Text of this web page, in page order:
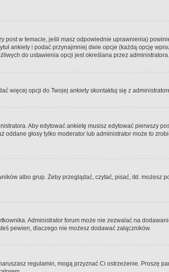
post w temacie, jeśli masz odpowiednie uprawnienia)
ankiety i podać przynajmniej dwie opcje (każdą opcję
do ustawienia opcji jest określana przez administratora.
więcej opcji do Twojej ankiety skontaktuj się z
Aby edytować ankietę musisz edytować pierwszy
głosy tylko moderator lub administrator może to
albo grup. Żeby przeglądać, czytać, pisać, itd.
Administrator forum może nie zezwalać na
pewien, dlaczego nie możesz dodawać załączników.
regulamin, mogą przyznać Ci ostrzeżenie. Proszę